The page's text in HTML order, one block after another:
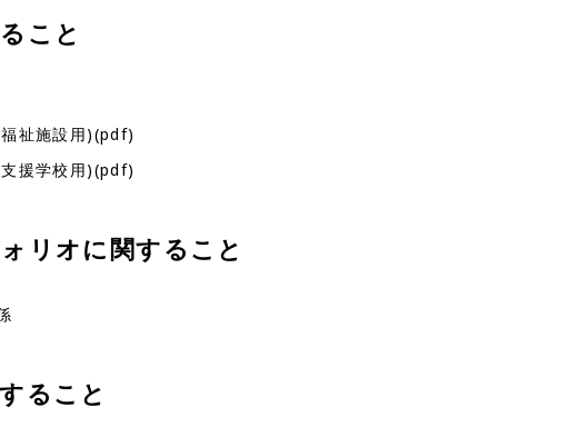
こと
祉施設用)(pdf)
援学校用)(pdf)
リオに関すること
ること